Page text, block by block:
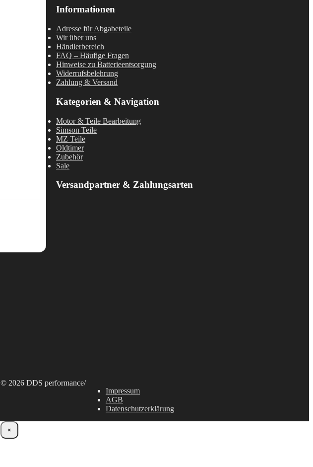
Informationen
Adresse für Abgabeteile
Wir über uns
Händlerbereich
FAQ – Häufige Fragen
Hinweise zu Batterieentsorgung
Widerrufsbelehrung
Zahlung & Versand
Kategorien & Navigation
Motor & Teile Bearbeitung
Simson Teile
MZ Teile
Oldtimer
Zubehör
Sale
Versandpartner & Zahlungsarten
© 2026 DDS performance/
Impressum
AGB
Datenschutzerklärung
×